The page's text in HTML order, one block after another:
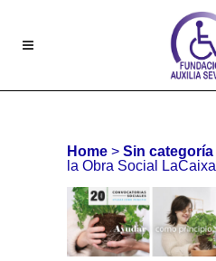
Home > Sin categoría
la Obra Social LaCaixa